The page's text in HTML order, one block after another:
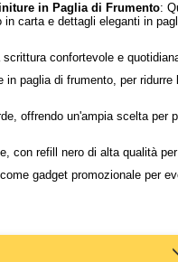
in Paglia di Frumento:
carta e dettagli eleganti in
confortevole e
paglia di frumento, per
offrendo un'ampia scelta per
con refill nero di alta qualità
gadget promozionale per